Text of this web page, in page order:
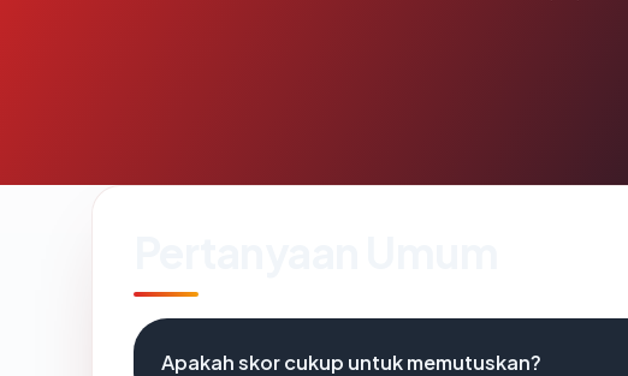
Apakah skor cukup untuk memutuskan?